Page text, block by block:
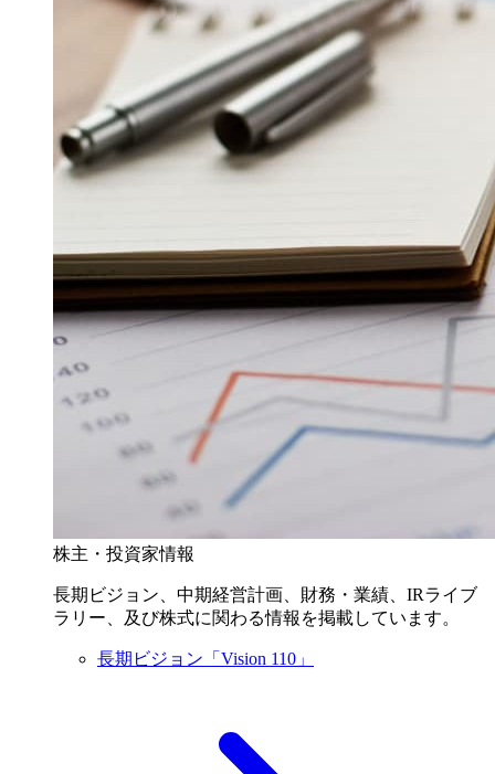
株主・投資家情報
長期ビジョン、中期経営計画、財務・業績、IRライブ
ラリー、及び株式に関わる情報を掲載しています。
長期ビジョン「Vision 110」